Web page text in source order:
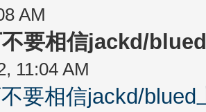
AM
要相信jackd/
11:04 AM
要相信jackd/